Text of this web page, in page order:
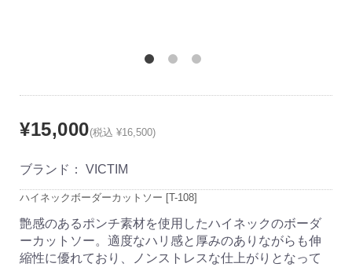
¥15,000(税込 ¥16,500)
ブランド： VICTIM
ハイネックボーダーカットソー [T-108]
艶感のあるポンチ素材を使用したハイネックのボーダ
ーカットソー。適度なハリ感と厚みのありながらも伸
縮性に優れており、ノンストレスな仕上がりとなって